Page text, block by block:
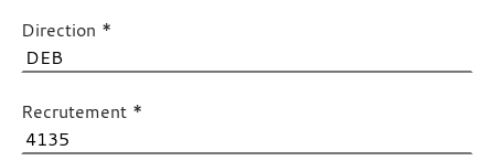
Direction *
Recrutement *